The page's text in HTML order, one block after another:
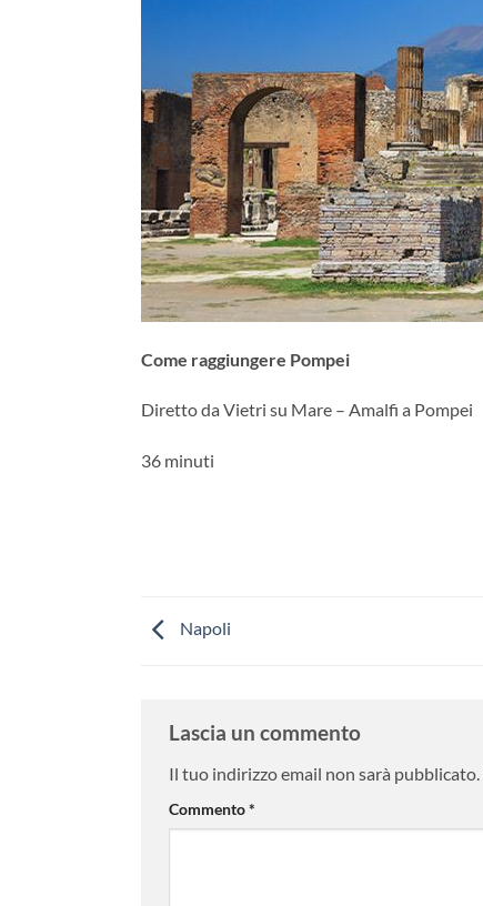
Come raggiungere Pompei
Diretto da Vietri su Mare – Amalfi a Pompei
36 minuti
Napoli
Lascia un commento
Il tuo indirizzo email non sarà pubblicato.
Commento*